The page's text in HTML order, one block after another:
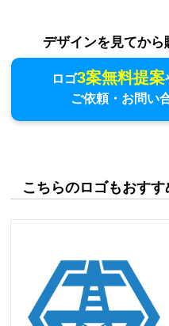
デザインを見てから
ロゴ3案無料提案
ご依頼・お問い
こちらのロゴもおすす